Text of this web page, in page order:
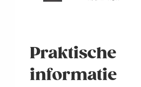
Praktische
informatie